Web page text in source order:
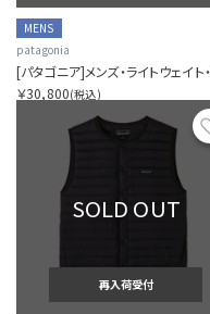
MENS
patagonia
￥30,800(税込)
SOLD OUT
再入荷受付